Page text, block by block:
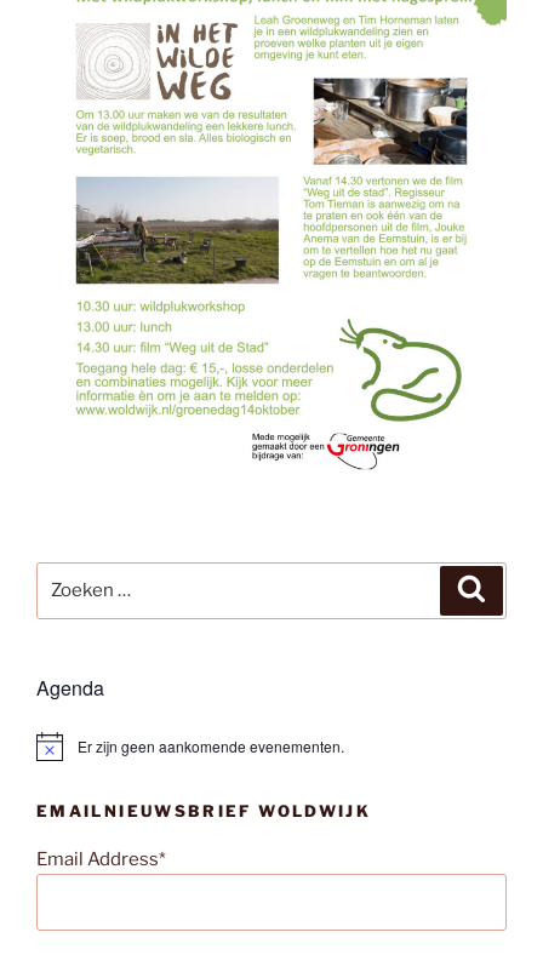
naar:
Agenda
i
h
t
Er zijn geen aankomende evenementen.
EMAILNIEUWSBRIEF WOLDWIJK
Email Address*